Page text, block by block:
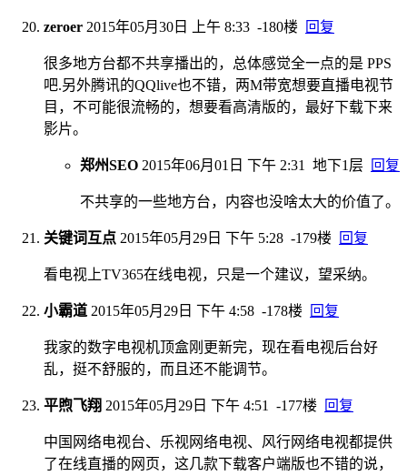
zeroer 2015年05月30日 上午 8:33 -180楼 回复
很多地方台都不共享播出的，总体感觉全一点的是 PPS
吧.另外腾讯的QQlive也不错，两M带宽想要直播电视节
目，不可能很流畅的，想要看高清版的，最好下载下来
影片。
郑州SEO 2015年06月01日 下午 2:31 地下1层 回复
不共享的一些地方台，内容也没啥太大的价值了。
关键词互点 2015年05月29日 下午 5:28 -179楼 回复
看电视上TV365在线电视，只是一个建议，望采纳。
小霸道 2015年05月29日 下午 4:58 -178楼 回复
我家的数字电视机顶盒刚更新完，现在看电视后台好
乱，挺不舒服的，而且还不能调节。
平煦飞翔 2015年05月29日 下午 4:51 -177楼 回复
中国网络电视台、乐视网络电视、风行网络电视都提供
了在线直播的网页，这几款下载客户端版也不错的说，